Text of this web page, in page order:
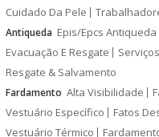
Cuidado Da Pele
Antiqueda Epis/Epcs Antiqueda
Evacuação E Resgate
Serviços
Resgate & Salvamento
Fardamento Alta Visibilidade
Vestuário Específico
Fatos
Vestuário Térmico